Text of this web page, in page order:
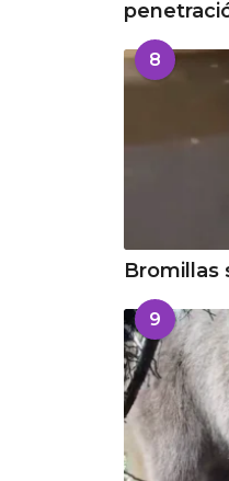
8
Bromillas
9